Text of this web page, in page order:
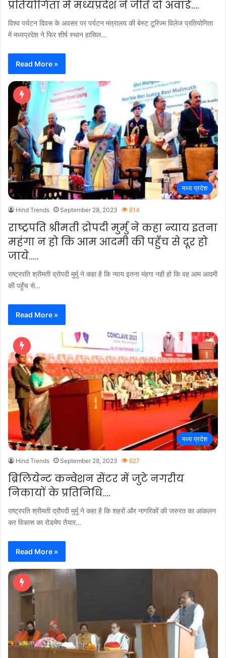
प्रतियोगिता में मध्यप्रदेश ने जीते दो अवार्ड….
विश्व पर्यटन दिवस के अवसर पर पर्यटन मंत्रालय की बेस्ट टूरिज्म विलेज प्रतियोगिता
में मध्यप्रदेश ने फिर शीर्ष स्थान हासिल…
Read More »
मध्य प्रदेश
Hind Trends September 28, 2023 614
राष्ट्रपति श्रीमती द्रोपदी मुर्मु ने कहा न्याय इतना
महंगा न हो कि आम आदमी की पहुँच से दूर हो
जाये…..
राष्ट्रपति श्रीमती द्रोपदी मुर्मु ने कहा है कि न्याय इतना मंहगा नही हो कि वह आम आदमी
की पहुँच से…
Read More »
मध्य प्रदेश
Hind Trends September 28, 2023 627
ब्रिलियेन्ट कन्वेशन सेंटर में जुटे नगरीय
निकायों के प्रतिनिधि….
राष्ट्रपति श्रीमती द्रौपदी मुर्मु ने कहा है कि शहरों और नागरिकों की जरुरत का आंकलन
कर विकास का रोडमेप तैयार…
Read More »